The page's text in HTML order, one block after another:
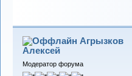
Агрызков
Алексей
Модератор форума